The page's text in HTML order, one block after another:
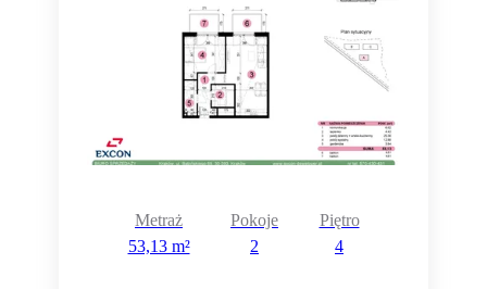
Metraż
53,13 m²
Pokoje
2
Piętro
4